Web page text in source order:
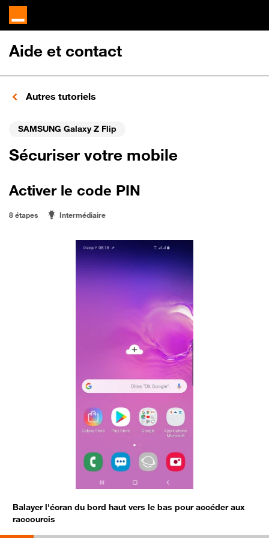
Aide et contact
Autres tutoriels
SAMSUNG Galaxy Z Flip
Sécuriser votre mobile
Activer le code PIN
8 étapes Intermédiaire
Balayer l'écran du bord haut vers le bas pour accéder aux
raccourcis